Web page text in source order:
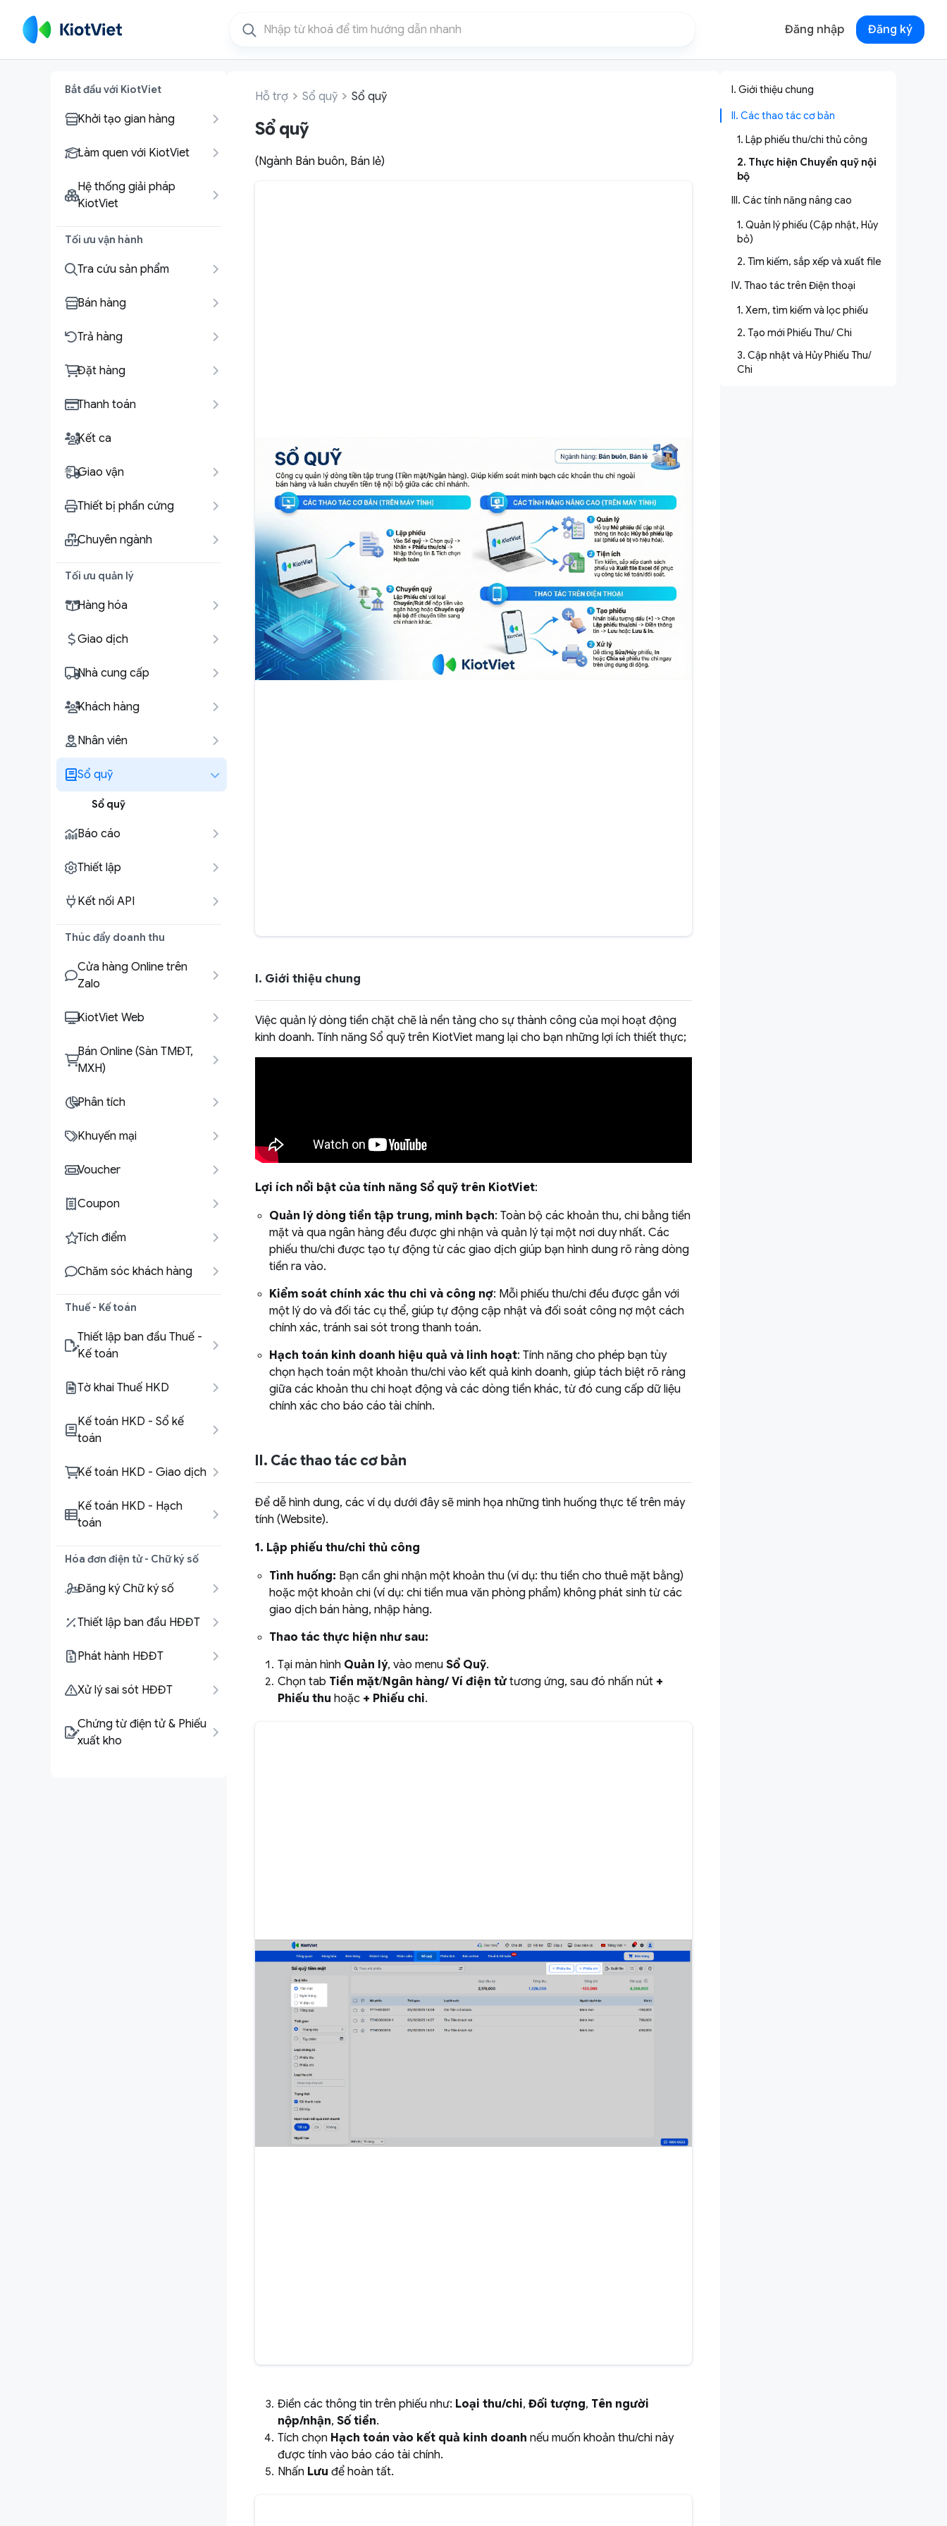
Đăng nhập Đăng ký
Bắt đầu với KiotViet
Khởi tạo gian hàng
Làm quen với KiotViet
Hệ thống giải pháp
KiotViet
Tối ưu vận hành
Tra cứu sản phẩm
Bán hàng
Trả hàng
Đặt hàng
Thanh toán
Kết ca
Giao vận
Thiết bị phần cứng
Chuyên ngành
Tối ưu quản lý
Hàng hóa
Giao dịch
Nhà cung cấp
Khách hàng
Nhân viên
Sổ quỹ
Sổ quỹ
Báo cáo
Thiết lập
Kết nối API
Thúc đẩy doanh thu
Cửa hàng Online trên
Zalo
KiotViet Web
Bán Online (Sàn TMĐT,
MXH)
Phân tích
Khuyến mại
Voucher
Coupon
Tích điểm
Chăm sóc khách hàng
Thuế - Kế toán
Thiết lập ban đầu Thuế -
Kế toán
Tờ khai Thuế HKD
Kế toán HKD - Sổ kế
toán
Kế toán HKD - Giao dịch
Kế toán HKD - Hạch
toán
Hóa đơn điện tử - Chữ ký số
Đăng ký Chữ ký số
Thiết lập ban đầu HĐĐT
Phát hành HĐĐT
Xử lý sai sót HĐĐT
Chứng từ điện tử & Phiếu
xuất kho
Hỗ trợ Sổ quỹ Sổ quỹ
Sổ quỹ
(Ngành Bán buôn, Bán lẻ)
I. Giới thiệu chung
Việc quản lý dòng tiền chặt chẽ là nền tảng cho sự thành công của mọi hoạt động
kinh doanh. Tính năng Sổ quỹ trên KiotViet mang lại cho bạn những lợi ích thiết thực;
Lợi ích nổi bật của tính năng Sổ quỹ trên KiotViet:
Quản lý dòng tiền tập trung, minh bạch: Toàn bộ các khoản thu, chi bằng tiền
mặt và qua ngân hàng đều được ghi nhận và quản lý tại một nơi duy nhất. Các
phiếu thu/chi được tạo tự động từ các giao dịch giúp bạn hình dung rõ ràng dòng
tiền ra vào.
Kiểm soát chính xác thu chi và công nợ: Mỗi phiếu thu/chi đều được gắn với
một lý do và đối tác cụ thể, giúp tự động cập nhật và đối soát công nợ một cách
chính xác, tránh sai sót trong thanh toán.
Hạch toán kinh doanh hiệu quả và linh hoạt: Tính năng cho phép bạn tùy
chọn hạch toán một khoản thu/chi vào kết quả kinh doanh, giúp tách biệt rõ ràng
giữa các khoản thu chi hoạt động và các dòng tiền khác, từ đó cung cấp dữ liệu
chính xác cho báo cáo tài chính.
II. Các thao tác cơ bản
Để dễ hình dung, các ví dụ dưới đây sẽ minh họa những tình huống thực tế trên máy
tính (Website).
1. Lập phiếu thu/chi thủ công
Tình huống: Bạn cần ghi nhận một khoản thu (ví dụ: thu tiền cho thuê mặt bằng)
hoặc một khoản chi (ví dụ: chi tiền mua văn phòng phẩm) không phát sinh từ các
giao dịch bán hàng, nhập hàng.
Thao tác thực hiện như sau:
Tại màn hình Quản lý, vào menu Sổ Quỹ.
Chọn tab Tiền mặt/Ngân hàng/ Ví điện tửtương ứng, sau đó nhấn nút +
Phiếu thu hoặc + Phiếu chi.
Điền các thông tin trên phiếu như: Loại thu/chi, Đối tượng, Tên người
nộp/nhận, Số tiền.
Tích chọn Hạch toán vào kết quả kinh doanh nếu muốn khoản thu/chi này
được tính vào báo cáo tài chính.
Nhấn Lưu để hoàn tất.
I. Giới thiệu chung
II. Các thao tác cơ bản
1. Lập phiếu thu/chi thủ công
2. Thực hiện Chuyển quỹ nội
bộ
III. Các tính năng nâng cao
1. Quản lý phiếu (Cập nhật, Hủy
bỏ)
2. Tìm kiếm, sắp xếp và xuất file
IV. Thao tác trên Điện thoại
1. Xem, tìm kiếm và lọc phiếu
2. Tạo mới Phiếu Thu/ Chi
3. Cập nhật và Hủy Phiếu Thu/
Chi